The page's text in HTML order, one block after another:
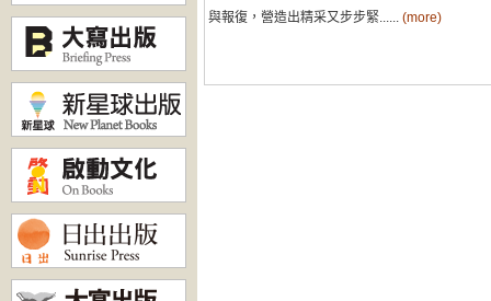
與報復，營造出精采又步步緊...... (more)